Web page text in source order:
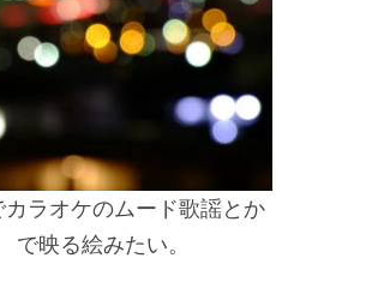
カラオケのムード歌謡とか
で映る絵みたい。